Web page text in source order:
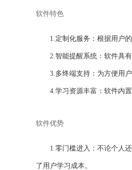
软件特色
1.定制化服务：根据用户
2.智能提醒系统：软件具
3.多终端支持：为方便用
4.学习资源丰富：软件内
软件优势
1.零门槛进入：不论个人
了用户学习成本。